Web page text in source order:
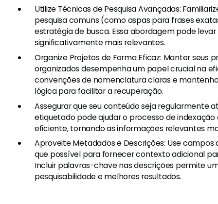
Utilize Técnicas de Pesquisa Avançadas:
pesquisa comuns (como aspas para frases
estratégia de busca. Essa abordagem pode
significativamente mais relevantes.
Organize Projetos de Forma Eficaz: Manter seus
organizados desempenha um papel crucial na
convenções de nomenclatura claras e
lógica para facilitar a recuperação.
Assegurar que seu conteúdo seja regularmente
etiquetado pode ajudar o processo de
eficiente, tornando as informações relevantes
Aproveite Metadados e Descrições: Use
que possível para fornecer contexto adicional
Incluir palavras-chave nas descrições permite
pesquisabilidade e melhores resultados.